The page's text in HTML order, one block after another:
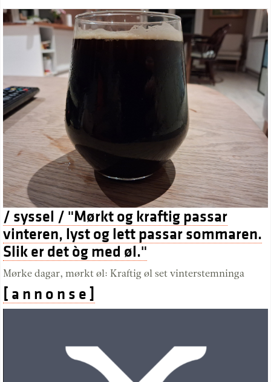
/ syssel / "Mørkt og kraftig passar
vinteren, lyst og lett passar sommaren.
Slik er det òg med øl."
Mørke dagar, mørkt øl: Kraftig øl set vinterstemninga
[ a n n o n s e ]